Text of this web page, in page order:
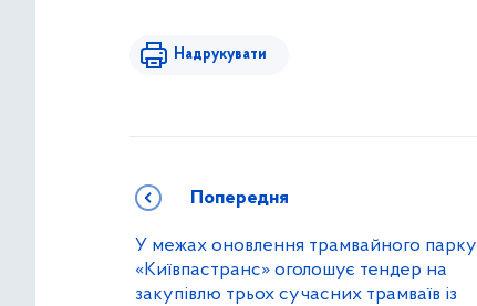
Надрукувати
Попередня
У межах оновлення трамвайного парку
«Київпастранс» оголошує тендер на
закупівлю трьох сучасних трамваїв із